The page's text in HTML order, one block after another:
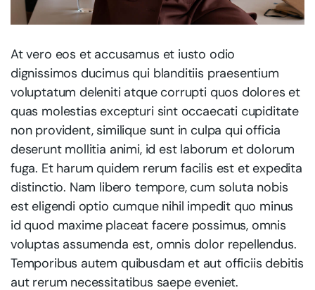
At vero eos et accusamus et iusto odio
dignissimos ducimus qui blanditiis praesentium
voluptatum deleniti atque corrupti quos dolores et
quas molestias excepturi sint occaecati cupiditate
non provident, similique sunt in culpa qui officia
deserunt mollitia animi, id est laborum et dolorum
fuga. Et harum quidem rerum facilis est et expedita
distinctio. Nam libero tempore, cum soluta nobis
est eligendi optio cumque nihil impedit quo minus
id quod maxime placeat facere possimus, omnis
voluptas assumenda est, omnis dolor repellendus.
Temporibus autem quibusdam et aut officiis debitis
aut rerum necessitatibus saepe eveniet.